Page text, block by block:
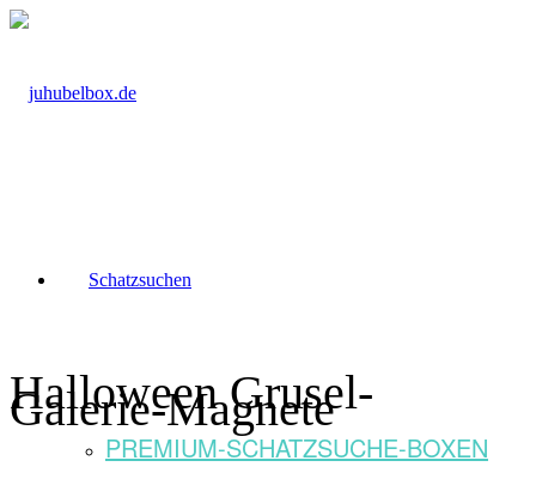
Schatzsuchen
PREMIUM-SCHATZSUCHE-BOXEN
Halloween Grusel-
Galerie-Magnete